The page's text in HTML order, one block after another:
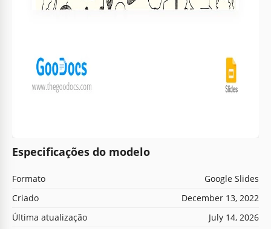
Especificações do modelo
Formato
Google Slides
Criado
December 13, 2022
Última atualização
July 14, 2026